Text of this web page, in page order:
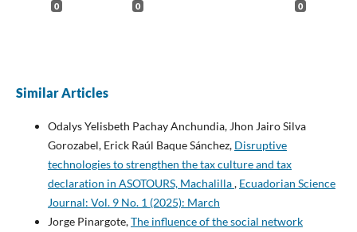
0 0 0
Similar Articles
Odalys Yelisbeth Pachay Anchundia, Jhon Jairo Silva
Gorozabel, Erick Raúl Baque Sánchez, Disruptive
technologies to strengthen the tax culture and tax
declaration in ASOTOURS, Machalilla, Ecuadorian Science
Journal: Vol. 9 No. 1 (2025): March
Jorge Pinargote,The influence of the social network